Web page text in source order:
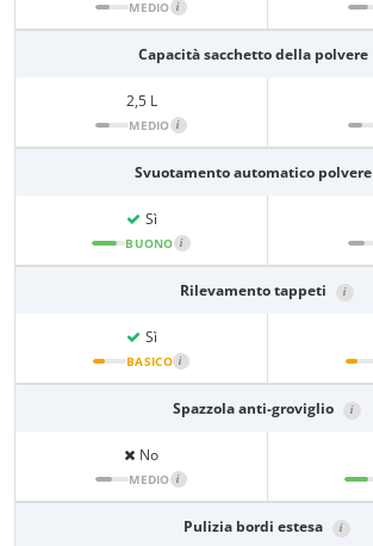
MEDIO i
Capacità sacchetto della polvere
2,5 L
MEDIO i
Svuotamento automatico polvere
Sì
BUONO i
Rilevamento tappeti i
Sì
BASICO i
Spazzola anti-groviglio i
No
MEDIO i
Pulizia bordi estesa i